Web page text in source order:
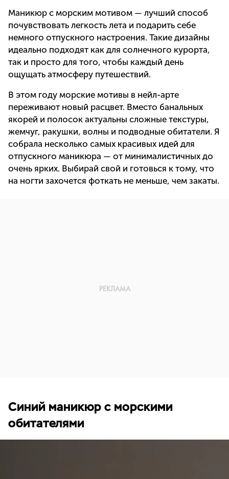
Маникюр с морским мотивом — лучший способ
почувствовать легкость лета и подарить себе
немного отпускного настроения. Такие дизайны
идеально подходят как для солнечного курорта,
так и просто для того, чтобы каждый день
ощущать атмосферу путешествий.
В этом году морские мотивы в нейл-арте
переживают новый расцвет. Вместо банальных
якорей и полосок актуальны сложные текстуры,
жемчуг, ракушки, волны и подводные обитатели. Я
собрала несколько самых красивых идей для
отпускного маникюра — от минималистичных до
очень ярких. Выбирай свой и готовься к тому, что
на ногти захочется фоткать не меньше, чем закаты.
Синий маникюр с морскими
обитателями